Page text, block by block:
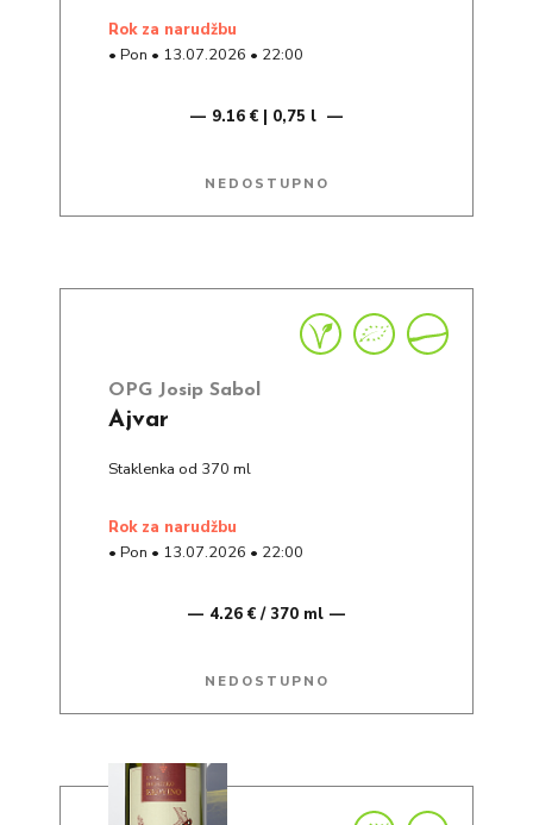
rok za narudžbu
• Pon • 13.07.2026 • 22:00
9.16 € | 0,75 l
NEDOSTUPNO
OPG Josip Sabol
Ajvar
Staklenka od 370 ml
rok za narudžbu
• Pon • 13.07.2026 • 22:00
4.26 € / 370 ml
NEDOSTUPNO